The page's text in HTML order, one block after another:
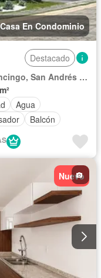
Casa En Condominio
Destacado
Pueblo de San Bernardino Tlaxcalancingo, San Andrés Cholula
Agua
Balcón
Internet
con closet
Televisión por cable
Zonas verdes
Nuevo